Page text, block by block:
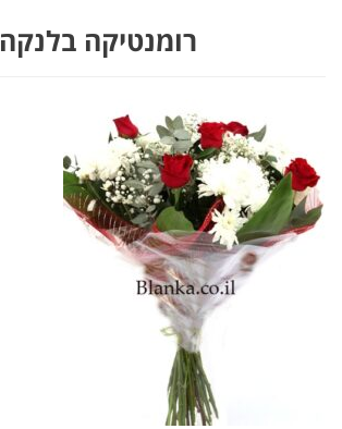
רומנטיקה בלנקה